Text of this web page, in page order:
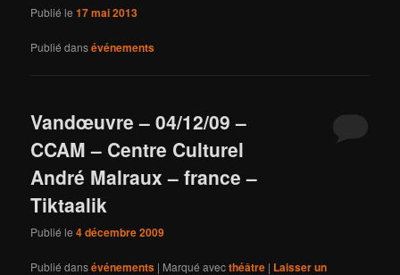
Publié le17 mai 2013
Publié dansévénements
Vandœuvre – 04/12/09 –
CCAM – Centre Culturel
André Malraux – france –
Tiktaalik
Publié le4 décembre 2009
Publié dansévénements | Marqué avecthéâtre | Laisser un